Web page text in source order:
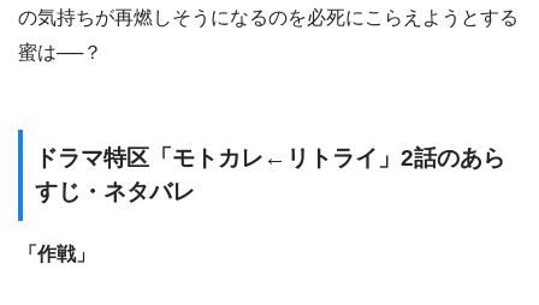
の気持ちが再燃しそうになるのを必死にこらえようとする
蜜は──？
ドラマ特区「モトカレ←リトライ」2話のあら
すじ・ネタバレ
「作戦」